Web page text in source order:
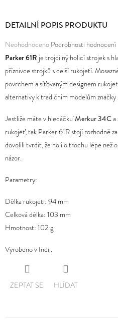
DETAILNÍ POPIS PRODUKTU
Průměrné
hodnocení
produktu
je
0,0
5
hvězdiček.
Neohodnoceno Podrobnosti hodnocení
Parker 61R je trojdílný holicí strojek s
příznivce strojků s delší rukojetí.
povrchem a síťovaným designem
alternativy k tradičním modelům značky
Jestliže máte v hledáčkuMerkur 34Ca
rukojeť, tak Parker 61R stojí rozhodně
dovolili tvrdit, že holí o trochu lépe než
názor.
Parametry:
Délka rukojeti: 94 mm
Celková délka: 103 mm
Hmotnost: 102 g
Vyrobeno v Indii.
ZEPTAT SE HLÍDAT
HLEDAT
O
P
O
R
U
Č
U
J
E
E